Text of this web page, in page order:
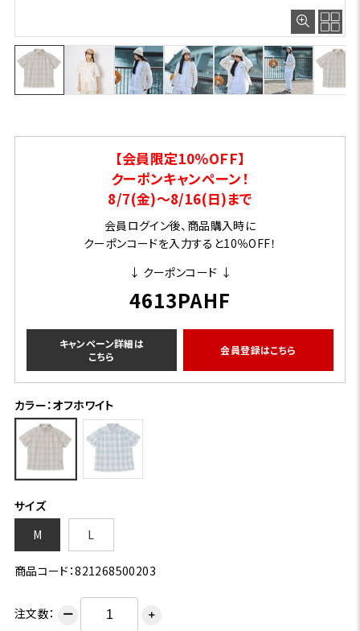
【会員限定10％OFF】
クーポンキャンペーン！
8/7(金)～8/16(日)まで
会員ログイン後、商品購入時に
クーポンコードを入力すると10％OFF！
↓ クーポンコード ↓
4613PAHF
キャンペーン詳細は
こちら
会員登録はこちら
カラー：オフホワイト
サイズ
M
L
商品コード：821268500203
注文数： ー ＋